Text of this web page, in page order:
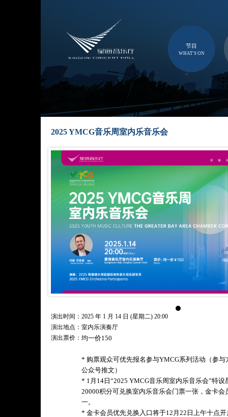
节目
WHAT'S ON
2025 YMCG音乐周室内乐音乐会
演出时间：2025 年 1 月 14 日 (星期二) 20:00
演出地点：室内乐演奏厅
演出票价： 均一价150
* 购票观众可优先报名参与YMCG系列活动（参
公众号推文）
* 1月14日“2025 YMCG音乐周室内乐音乐会”特
20000积分可兑换室内乐音乐会门票一张，金卡
一。
* 金卡会员优先兑换入口将于12月22日上午十点